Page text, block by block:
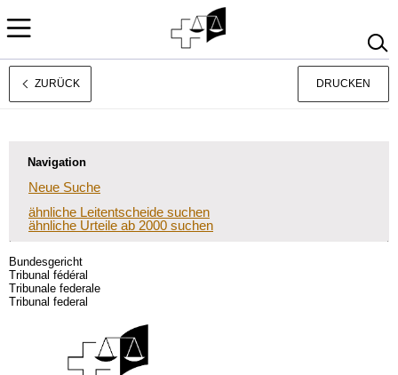
Français
ZURÜCK DRUCKEN
Navigation
Neue Suche
ähnliche Leitentscheide suchen
ähnliche Urteile ab 2000 suchen
Bundesgericht
Tribunal fédéral
Tribunale federale
Tribunal federal